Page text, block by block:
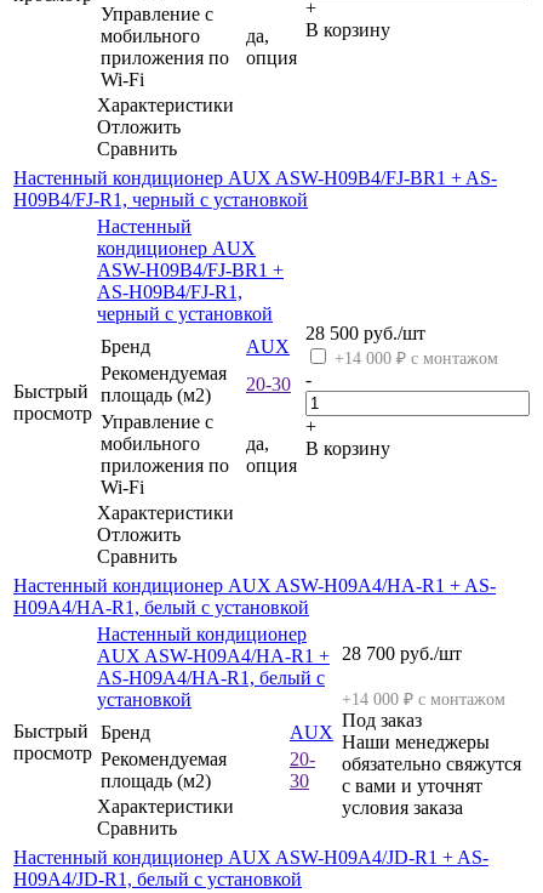
Управление c
мобильного
приложения по
Wi-Fi
да,
опция
Характеристики
Отложить
Сравнить
+
В корзину
Настенный кондиционер AUX ASW-H09B4/FJ-BR1 + AS-
H09B4/FJ-R1, черный с установкой
Быстрый
просмотр
Настенный
кондиционер AUX
ASW-H09B4/FJ-BR1 +
AS-H09B4/FJ-R1,
черный с установкой
Бренд
AUX
Рекомендуемая
площадь (м2)
20-30
Управление c
мобильного
приложения по
Wi-Fi
да,
опция
Характеристики
Отложить
Сравнить
28 500 руб./шт
+14 000 ₽ с монтажом
-
+
В корзину
Настенный кондиционер AUX ASW-H09A4/HA-R1 + AS-
H09A4/HA-R1, белый с установкой
Быстрый
просмотр
Настенный кондиционер
AUX ASW-H09A4/HA-R1 +
AS-H09A4/HA-R1, белый с
установкой
Бренд
AUX
Рекомендуемая
площадь (м2)
20-
30
Характеристики
Сравнить
28 700 руб./шт
+14 000 ₽ с монтажом
Под заказ
Наши менеджеры
обязательно свяжутся
с вами и уточнят
условия заказа
Настенный кондиционер AUX ASW-H09A4/JD-R1 + AS-
H09A4/JD-R1, белый с установкой